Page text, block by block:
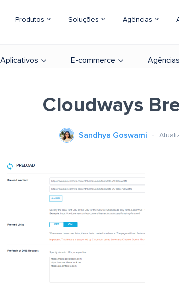
Produtos Soluções Agências
Aplicativos E-commerce Agências
Cloudways
Sandhya Goswami